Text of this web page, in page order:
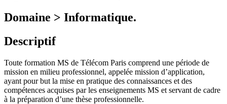
Domaine > Informatique.
Descriptif
Toute formation MS de Télécom Paris comprend une période de
mission en milieu professionnel, appelée mission d’application,
ayant pour but la mise en pratique des connaissances et des
compétences acquises par les enseignements MS et servant de cadre
à la préparation d’une thèse professionnelle.